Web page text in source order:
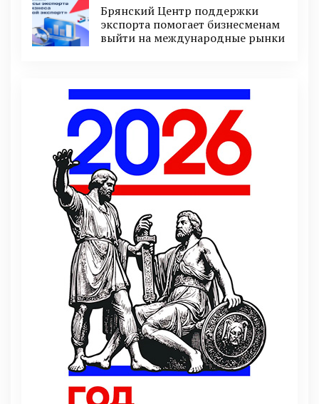
Брянский Центр поддержки
экспорта помогает бизнесменам
выйти на международные рынки